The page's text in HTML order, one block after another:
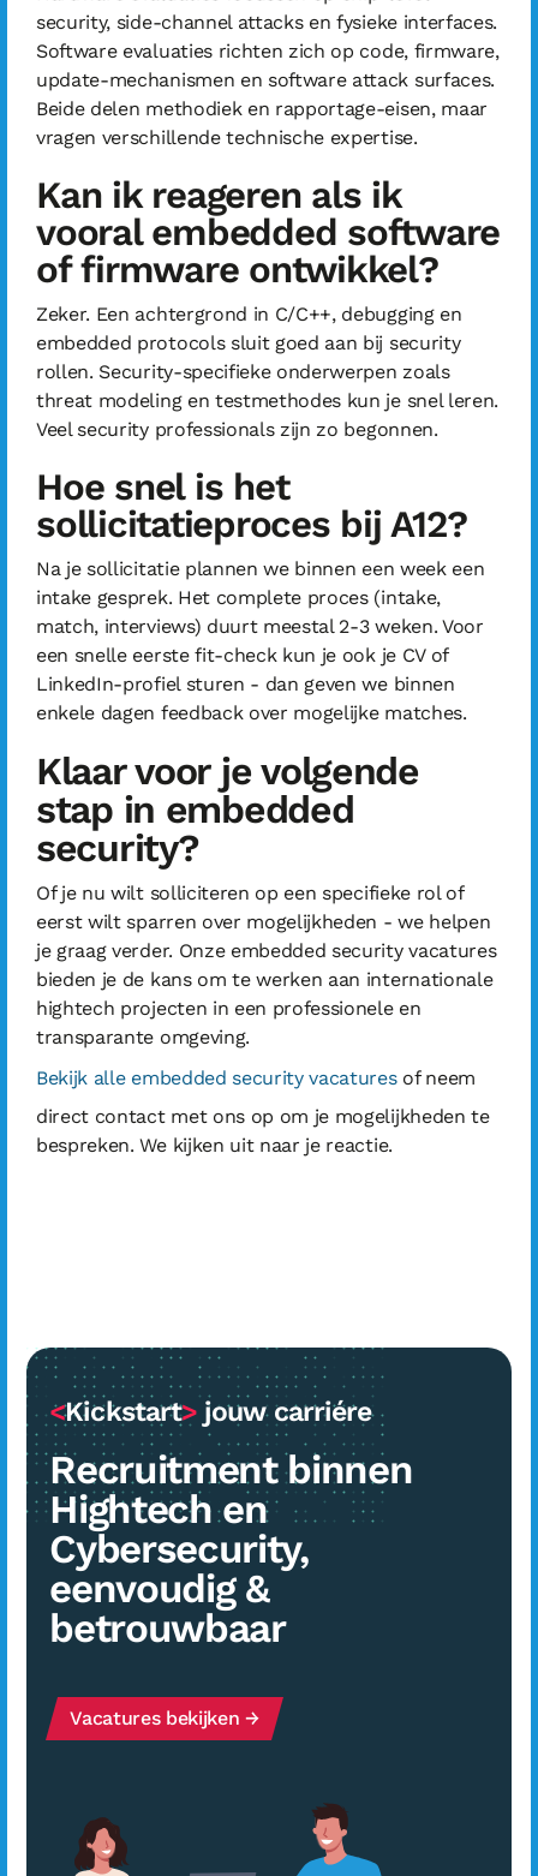
security, side-channel attacks en fysieke interfaces.
Software evaluaties richten zich op code, firmware,
update-mechanismen en software attack surfaces.
Beide delen methodiek en rapportage-eisen, maar
vragen verschillende technische expertise.
Kan ik reageren als ik
vooral embedded software
of firmware ontwikkel?
Zeker. Een achtergrond in C/C++, debugging en
embedded protocols sluit goed aan bij security
rollen. Security-specifieke onderwerpen zoals
threat modeling en testmethodes kun je snel leren.
Veel security professionals zijn zo begonnen.
Hoe snel is het
sollicitatieproces bij A12?
Na je sollicitatie plannen we binnen een week een
intake gesprek. Het complete proces (intake,
match, interviews) duurt meestal 2-3 weken. Voor
een snelle eerste fit-check kun je ook je CV of
LinkedIn-profiel sturen - dan geven we binnen
enkele dagen feedback over mogelijke matches.
Klaar voor je volgende
stap in embedded
security?
Of je nu wilt solliciteren op een specifieke rol of
eerst wilt sparren over mogelijkheden - we helpen
je graag verder. Onze embedded security vacatures
bieden je de kans om te werken aan internationale
hightech projecten in een professionele en
transparante omgeving.
Bekijk alle embedded security vacaturesof neem
direct contact met ons op om je mogelijkheden te
bespreken. We kijken uit naar je reactie.
<Kickstart> jouw carriére
Recruitment binnen
Hightech en
Cybersecurity,
eenvoudig &
betrouwbaar
Vacatures bekijken →